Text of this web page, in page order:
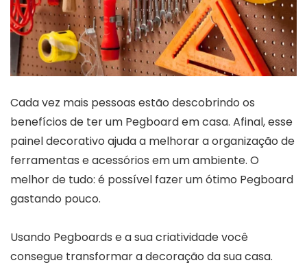
Cada vez mais pessoas estão descobrindo os
benefícios de ter um Pegboard em casa. Afinal, esse
painel decorativo ajuda a melhorar a organização de
ferramentas e acessórios em um ambiente. O
melhor de tudo: é possível fazer um ótimo Pegboard
gastando pouco.
Usando Pegboards e a sua criatividade você
consegue transformar a decoração da sua casa.